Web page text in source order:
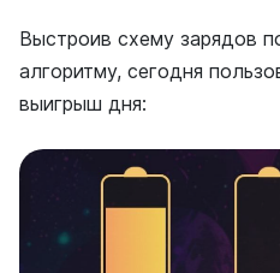
Выстроив схему зарядов
алгоритму, сегодня
выигрыш дня: